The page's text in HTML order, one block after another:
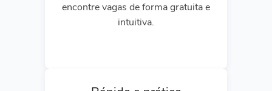
encontre vagas de forma gratuita e
intuitiva.